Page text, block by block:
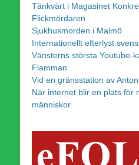
Tänkvärt i Magasinet
Flickmördaren
Sjukhusmorden i Malmö
Internationellt efterlyst
Vänsterns största Youtube-
Flamman
Vid en gränsstation av
När internet blir en plats för
människor